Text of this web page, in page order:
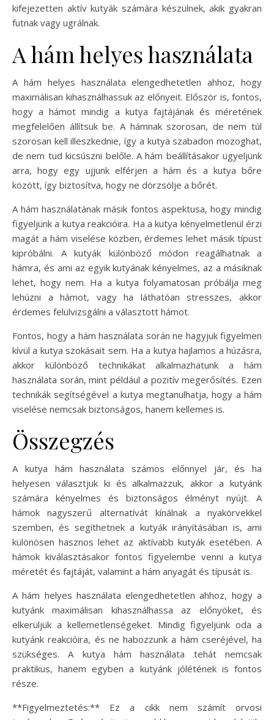
kifejezetten aktív kutyák számára készülnek, akik gyakran
futnak vagy ugrálnak.
A hám helyes használata
A hám helyes használata elengedhetetlen ahhoz, hogy
maximálisan kihasználhassuk az előnyeit. Először is, fontos,
hogy a hámot mindig a kutya fajtájának és méretének
megfelelően állítsuk be. A hámnak szorosan, de nem túl
szorosan kell illeszkednie, így a kutya szabadon mozoghat,
de nem tud kicsúszni belőle. A hám beállításakor ügyeljünk
arra, hogy egy ujjunk elférjen a hám és a kutya bőre
között, így biztosítva, hogy ne dörzsölje a bőrét.
A hám használatának másik fontos aspektusa, hogy mindig
figyeljünk a kutya reakcióira. Ha a kutya kényelmetlenül érzi
magát a hám viselése közben, érdemes lehet másik típust
kipróbálni. A kutyák különböző módon reagálhatnak a
hámra, és ami az egyik kutyának kényelmes, az a másiknak
lehet, hogy nem. Ha a kutya folyamatosan próbálja meg
lehúzni a hámot, vagy ha láthatóan stresszes, akkor
érdemes felülvizsgálni a választott hámot.
Fontos, hogy a hám használata során ne hagyjuk figyelmen
kívül a kutya szokásait sem. Ha a kutya hajlamos a húzásra,
akkor különböző technikákat alkalmazhatunk a hám
használata során, mint például a pozitív megerősítés. Ezen
technikák segítségével a kutya megtanulhatja, hogy a hám
viselése nemcsak biztonságos, hanem kellemes is.
Összegzés
A kutya hám használata számos előnnyel jár, és ha
helyesen választjuk ki és alkalmazzuk, akkor a kutyánk
számára kényelmes és biztonságos élményt nyújt. A
hámok nagyszerű alternatívát kínálnak a nyakörvekkel
szemben, és segíthetnek a kutyák irányításában is, ami
különösen hasznos lehet az aktívabb kutyák esetében. A
hámok kiválasztásakor fontos figyelembe venni a kutya
méretét és fajtáját, valamint a hám anyagát és típusát is.
A hám helyes használata elengedhetetlen ahhoz, hogy a
kutyánk maximálisan kihasználhassa az előnyöket, és
elkerüljük a kellemetlenségeket. Mindig figyeljünk oda a
kutyánk reakcióira, és ne habozzunk a hám cseréjével, ha
szükséges. A kutya hám használata tehát nemcsak
praktikus, hanem egyben a kutyánk jólétének is fontos
része.
**Figyelmeztetés:** Ez a cikk nem számít orvosi